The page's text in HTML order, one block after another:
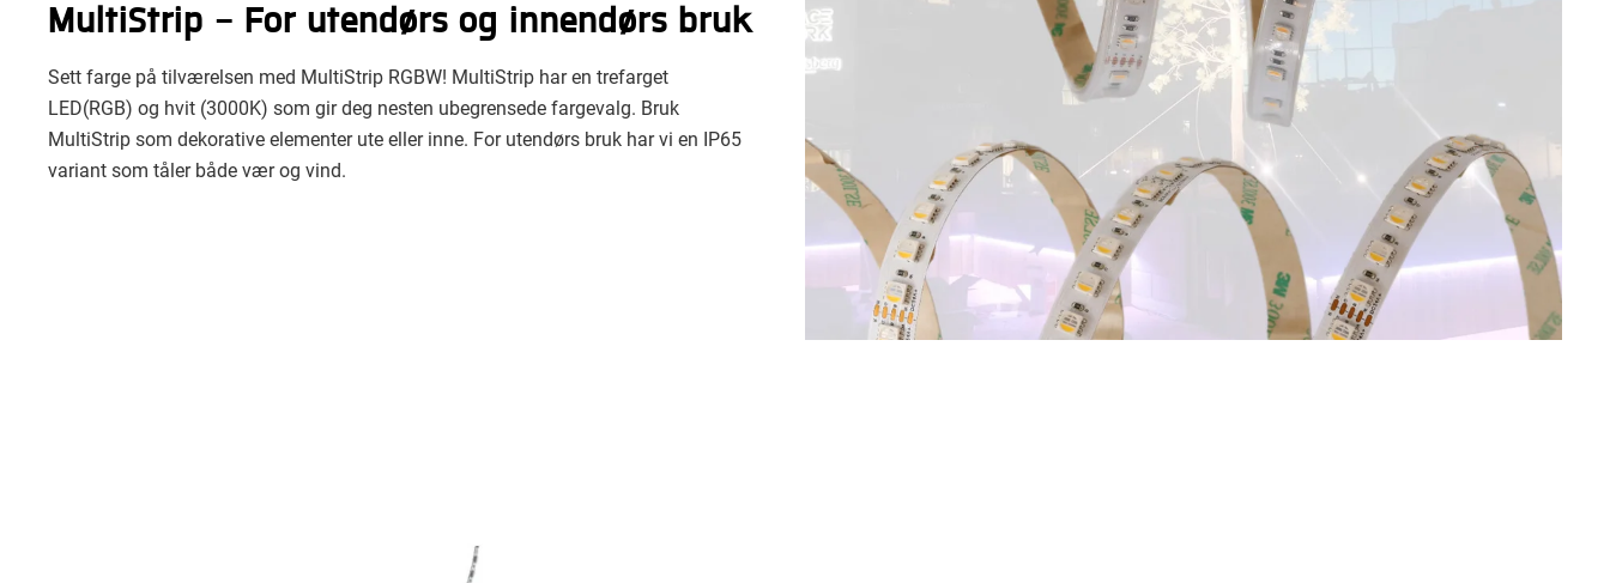
MultiStrip - For utendørs og innendørs bruk
Sett farge på tilværelsen med MultiStrip RGBW! MultiStrip har en trefarget
LED(RGB) og hvit (3000K) som gir deg nesten ubegrensede fargevalg. Bruk
MultiStrip som dekorative elementer ute eller inne. For utendørs bruk har vi en IP65
variant som tåler både vær og vind.